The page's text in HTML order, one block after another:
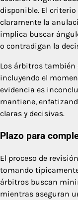
disponible. El
claramente la
implica buscar
o contradigan la
Los árbitros también
incluyendo el
evidencia es
mantiene,
claras y decisivas.
Plazo para
El proceso de
tomando
árbitros buscan
mientras aseguran